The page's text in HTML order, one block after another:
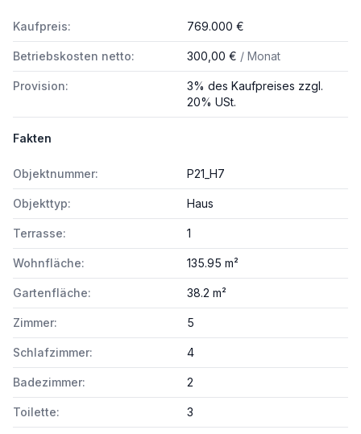
Kaufpreis: 769.000 €
Betriebskosten netto: 300,00 € / Monat
Provision:
3% des Kaufpreises zzgl.
20% USt.
Fakten
Objektnummer: P21_H7
Objekttyp: Haus
Terrasse: 1
Wohnfläche: 135.95 m²
Gartenfläche: 38.2 m²
Zimmer: 5
Schlafzimmer: 4
Badezimmer: 2
Toilette: 3